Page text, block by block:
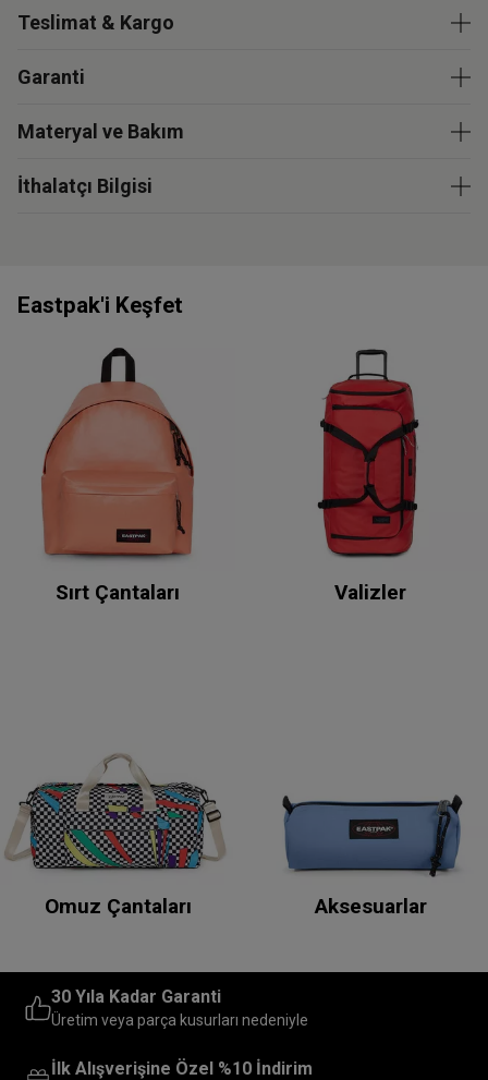
Teslimat & Kargo
Garanti
Materyal ve Bakım
İthalatçı Bilgisi
Eastpak'i Keşfet
Sırt Çantaları Valizler
Omuz Çantaları Aksesuarlar
30 Yıla Kadar Garanti
Üretim veya parça kusurları nedeniyle
İlk Alışverişine Özel %10 İndirim